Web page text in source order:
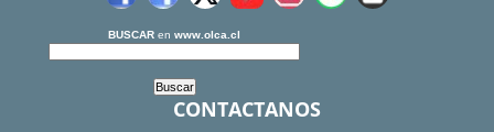
BUSCAR en www.olca.cl
CONTACTANOS